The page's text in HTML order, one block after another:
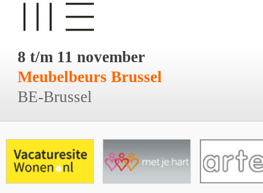
8 t/m 11 november
Meubelbeurs Brussel
BE-Brussel